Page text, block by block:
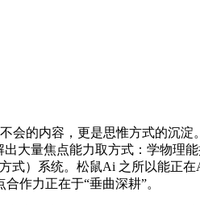
的内容，更是思惟方式的沉淀
大量焦点能力取方式：学物理
）系统。松鼠Ai 之所以能正
作力正在于“垂曲深耕”。